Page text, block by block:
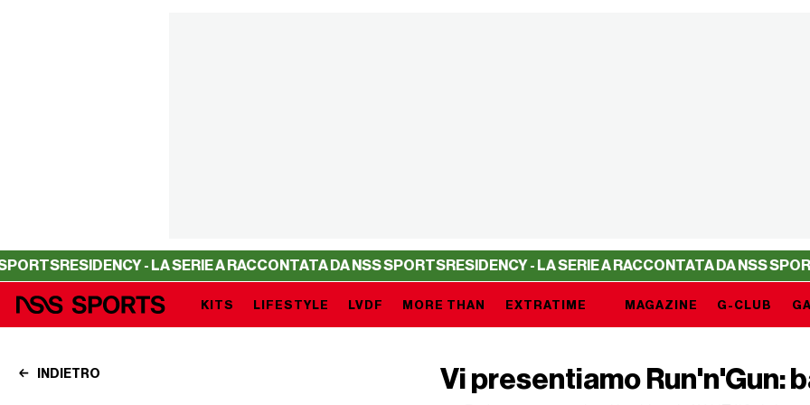
RESIDENCY - LA SERIE A RACCONTATA DA NSS SPORTSRESIDENCY - LA SERIE A RACCONTATA DA NSS SPORTS
EXTRATIME
KITS LIFESTYLE LVDF MORE THAN MAGAZINE G-CLUB
INDIETRO Vi presentiamo Run'n'Gun: